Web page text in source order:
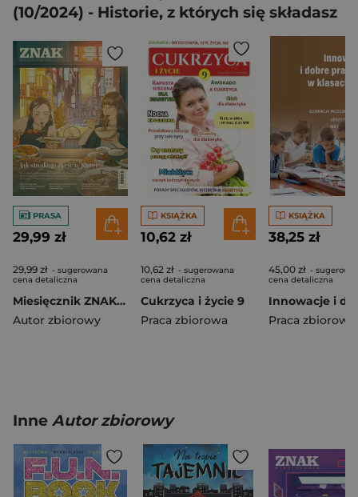
(10/2024) - Historie, z których się składasz
PRASA
29,99 zł
29,99 zł - sugerowana
cena detaliczna
Miesięcznik ZNAK 839 (4/2025) - Jak smakuje życie w Korei
Autor zbiorowy
KSIĄŻKA
10,62 zł
10,62 zł - sugerowana
cena detaliczna
Cukrzyca i życie 9
Praca zbiorowa
KSIĄŻKA
38,25 zł
45,00 zł -
cena detaliczna
Praca zbiorowa
Inne Autor zbiorowy